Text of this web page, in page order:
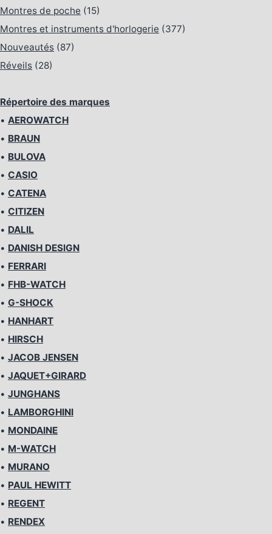
Montres de poche (15)
Montres et instruments d'horlogerie (377)
Nouveautés (87)
Réveils (28)
Répertoire des marques
• AEROWATCH
• BRAUN
• BULOVA
• CASIO
• CATENA
• CITIZEN
• DALIL
• DANISH DESIGN
• FERRARI
• FHB-WATCH
• G-SHOCK
• HANHART
• HIRSCH
• JACOB JENSEN
• JAQUET+GIRARD
• JUNGHANS
• LAMBORGHINI
• MONDAINE
• M-WATCH
• MURANO
• PAUL HEWITT
• REGENT
• RENDEX